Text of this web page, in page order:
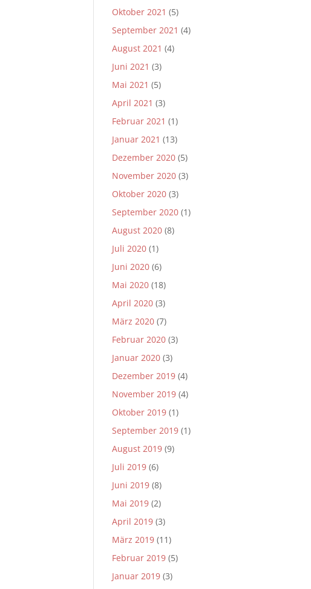
Oktober 2021 (5)
September 2021 (4)
August 2021 (4)
Juni 2021 (3)
Mai 2021 (5)
April 2021 (3)
Februar 2021 (1)
Januar 2021 (13)
Dezember 2020 (5)
November 2020 (3)
Oktober 2020 (3)
September 2020 (1)
August 2020 (8)
Juli 2020 (1)
Juni 2020 (6)
Mai 2020 (18)
April 2020 (3)
März 2020 (7)
Februar 2020 (3)
Januar 2020 (3)
Dezember 2019 (4)
November 2019 (4)
Oktober 2019 (1)
September 2019 (1)
August 2019 (9)
Juli 2019 (6)
Juni 2019 (8)
Mai 2019 (2)
April 2019 (3)
März 2019 (11)
Februar 2019 (5)
Januar 2019 (3)